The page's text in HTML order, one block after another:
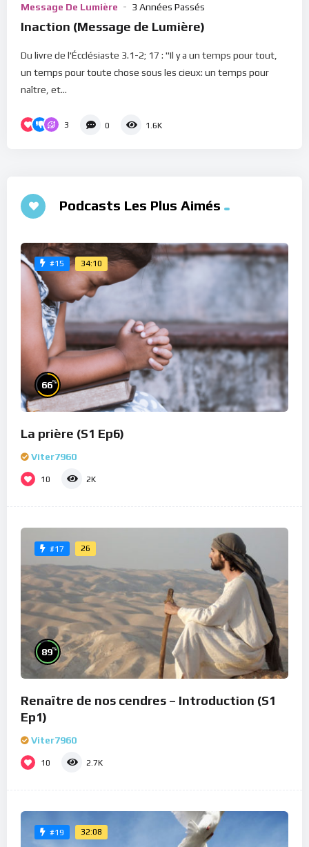
Message De Lumière 3 Années Passés
Inaction (Message de Lumière)
Du livre de l'Écclésiaste 3.1-2; 17 : "Il y a un temps pour tout,
un temps pour toute chose sous les cieux: un temps pour
naître, et...
3 0 1.6K
Podcasts Les Plus Aimés
#15 34:10
66%
La prière (S1 Ep6)
Viter7960
10 2K
#17 26
89%
Renaître de nos cendres – Introduction (S1
Ep1)
Viter7960
10 2.7K
#19 32:08